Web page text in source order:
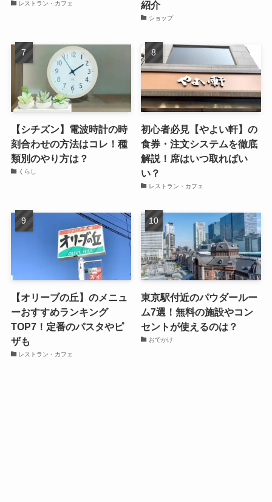
レストラン・カフェ
紹介
ショップ
【シチズン】電波時計の時
刻合わせの方法はコレ！種
類別のやり方は？
くらし
初心者必見【やよい軒】の
食券・注文システムを徹底
解説！席はいつ取ればい
い？
レストラン・カフェ
【オリーブの丘】のメニュ
ーおすすめランキング
TOP7！定番のパスタやピ
ザも
レストラン・カフェ
東京駅付近のパウダールー
ム7選！無料の施設やコン
セントが使えるのは？
おでかけ